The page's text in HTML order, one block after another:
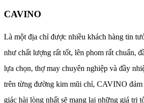
CAVINO
Là một địa chỉ được nhiều khách hàng tin
như chất lượng rất tốt, lên phom rất chuẩn,
lựa chọn, thợ may chuyên nghiệp và đầy
trên từng đường kim mũi chỉ, CAVINO đảm
giác hài lòng nhất sẽ mang lại những giá trị